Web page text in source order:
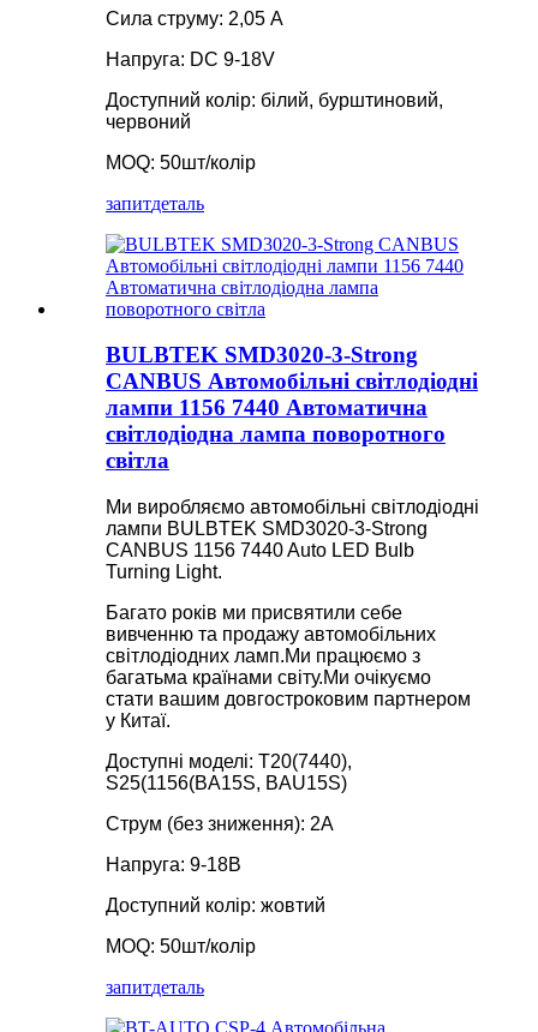
Сила струму: 2,05 А
Напруга: DC 9-18V
Доступний колір: білий, бурштиновий,
червоний
MOQ: 50шт/колір
запитдеталь
BULBTEK SMD3020-3-Strong
CANBUS Автомобільні світлодіодні
лампи 1156 7440 Автоматична
світлодіодна лампа поворотного
світла
Ми виробляємо автомобільні світлодіодні
лампи BULBTEK SMD3020-3-Strong
CANBUS 1156 7440 Auto LED Bulb
Turning Light.
Багато років ми присвятили себе
вивченню та продажу автомобільних
світлодіодних ламп.Ми працюємо з
багатьма країнами світу.Ми очікуємо
стати вашим довгостроковим партнером
у Китаї.
Доступні моделі: T20(7440),
S25(1156(BA15S, BAU15S)
Струм (без зниження): 2A
Напруга: 9-18В
Доступний колір: жовтий
MOQ: 50шт/колір
запитдеталь